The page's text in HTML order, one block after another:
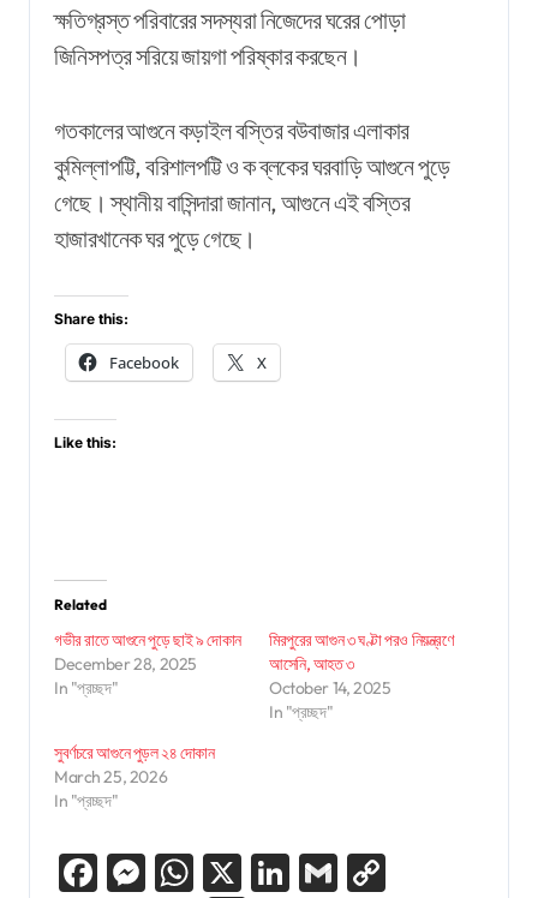
ক্ষতিগ্রস্তপরিবারেরসদস্যরানিজেদেরঘরেরপোড়া
জিনিসপত্রসরিয়েজায়গাপরিষ্কারকরছেন।
গতকালের আগুনে কড়াইল বস্তির বউবাজার এলাকার
কুমিল্লাপট্টি, বরিশালপট্টি ও ক ব্লকের ঘরবাড়ি আগুনে পুড়ে
গেছে। স্থানীয় বাসিন্দারা জানান, আগুনে এই বস্তির
হাজারখানেক ঘর পুড়ে গেছে।
Share this:
Facebook X
Like this:
Related
গভীর রাতে আগুনে পুড়ে ছাই ৯ দোকান
December 28, 2025
In "প্রচ্ছদ"
মিরপুরের আগুন ৩ ঘণ্টা পরও নিয়ন্ত্রণে
আসেনি, আহত ৩
October 14, 2025
In "প্রচ্ছদ"
সুবর্ণচরে আগুনে পুড়ল ২৪ দোকান
March 25, 2026
In "প্রচ্ছদ"
Facebook
Messenger
WhatsApp
X LinkedIn
Gmail